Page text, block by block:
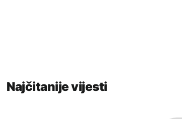
Najčitanije vijesti